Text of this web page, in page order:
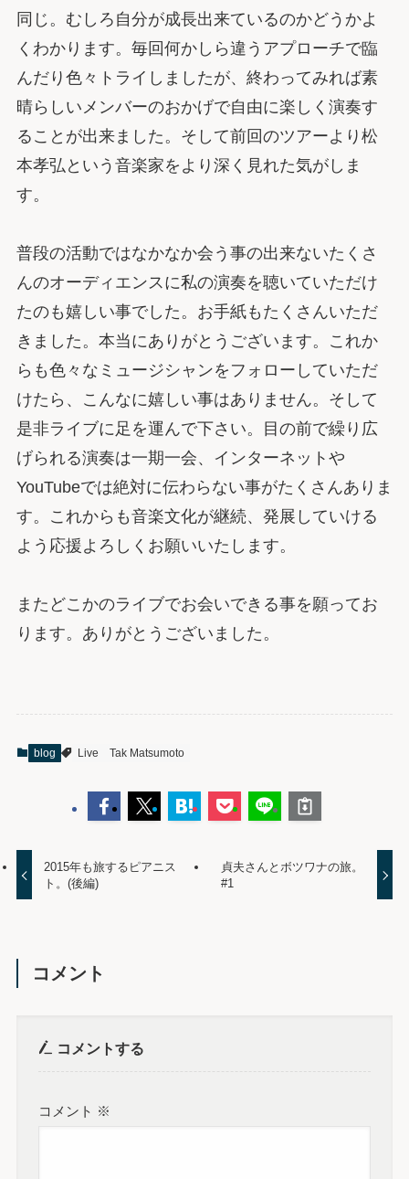
同じ。むしろ自分が成長出来ているのかどうかよ
くわかります。毎回何かしら違うアプローチで臨
んだり色々トライしましたが、終わってみれば素
晴らしいメンバーのおかげで自由に楽しく演奏す
ることが出来ました。そして前回のツアーより松
本孝弘という音楽家をより深く見れた気がしま
す。
普段の活動ではなかなか会う事の出来ないたくさ
んのオーディエンスに私の演奏を聴いていただけ
たのも嬉しい事でした。お手紙もたくさんいただ
きました。本当にありがとうございます。これか
らも色々なミュージシャンをフォローしていただ
けたら、こんなに嬉しい事はありません。そして
是非ライブに足を運んで下さい。目の前で繰り広
げられる演奏は一期一会、インターネットや
YouTubeでは絶対に伝わらない事がたくさんありま
す。これからも音楽文化が継続、発展していける
よう応援よろしくお願いいたします。
またどこかのライブでお会いできる事を願ってお
ります。ありがとうございました。
blog Live Tak Matsumoto
2015年も旅するピアニス
ト。(後編)
貞夫さんとボツワナの旅。
#1
コメント
コメントする
コメント ※